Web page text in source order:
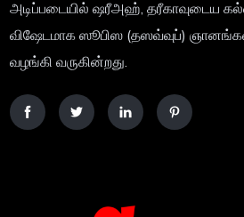
அடிப்படையில் ஷரீஅஹ், தரீகாவுடைய
விஷேடமாக ஸூபிஸ (தஸவ்வுப்)
வழங்கி வருகின்றது.